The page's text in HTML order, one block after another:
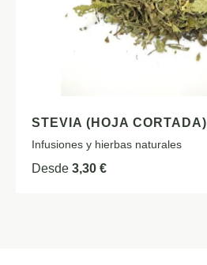
STEVIA (HOJA CORTADA)
Infusiones y hierbas naturales
Desde 3,30 €